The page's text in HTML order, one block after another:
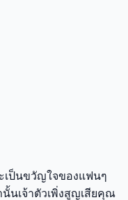
เป็นขวัญใจของแฟนๆ
นเจ้าตัวเพิ่งสูญเสียคุณ